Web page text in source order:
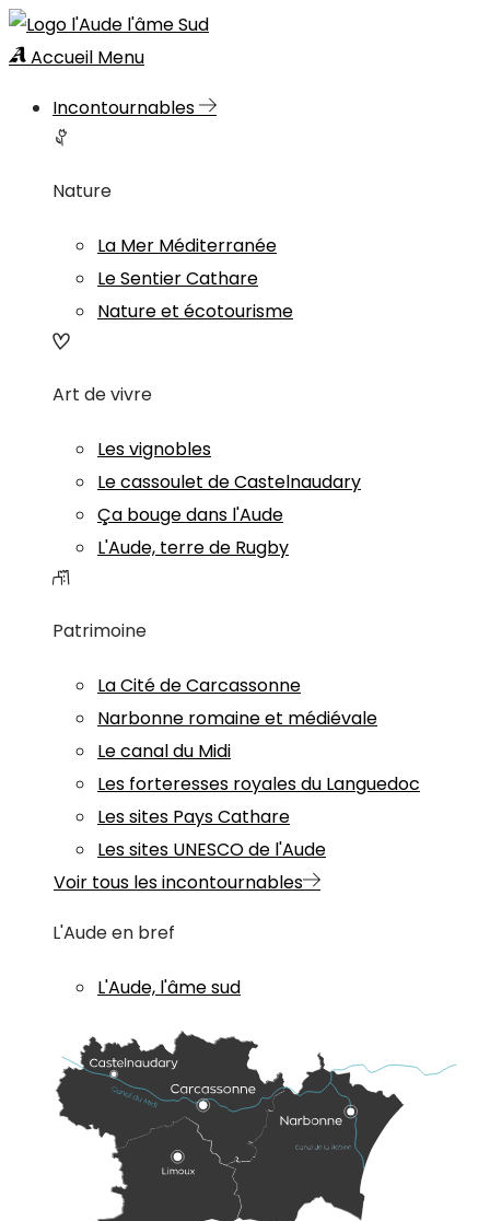
Accueil Menu
Incontournables
Nature
La Mer Méditerranée
Le Sentier Cathare
Nature et écotourisme
Art de vivre
Les vignobles
Le cassoulet de Castelnaudary
Ça bouge dans l'Aude
L'Aude, terre de Rugby
Patrimoine
La Cité de Carcassonne
Narbonne romaine et médiévale
Le canal du Midi
Les forteresses royales du Languedoc
Les sites Pays Cathare
Les sites UNESCO de l'Aude
Voir tous les incontournables
L'Aude en bref
L'Aude, l'âme sud